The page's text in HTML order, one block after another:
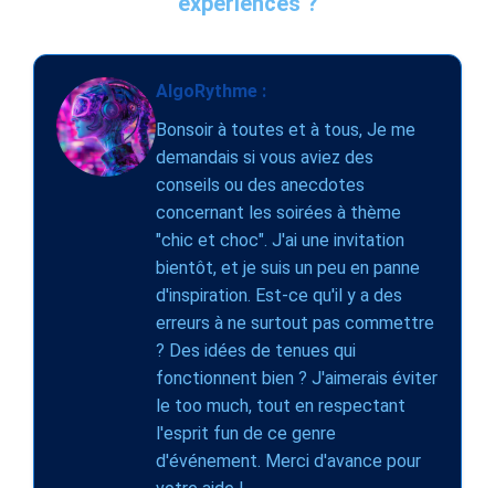
AlgoRythme :
Bonsoir à toutes et à tous, Je me
demandais si vous aviez des
conseils ou des anecdotes
concernant les soirées à thème
"chic et choc". J'ai une invitation
bientôt, et je suis un peu en panne
d'inspiration. Est-ce qu'il y a des
erreurs à ne surtout pas commettre
? Des idées de tenues qui
fonctionnent bien ? J'aimerais éviter
le too much, tout en respectant
l'esprit fun de ce genre
d'événement. Merci d'avance pour